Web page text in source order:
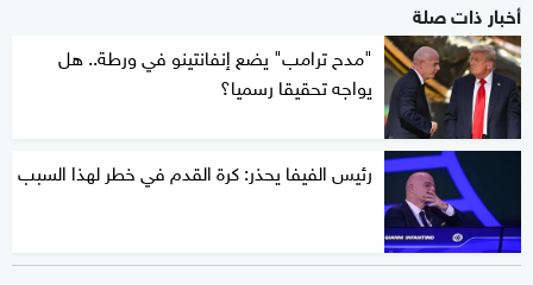
أخبار ذات صلة
"مدح ترامب" يضع إنفانتينو في ورطة.. هل
يواجه تحقيقا رسميا؟
رئيس الفيفا يحذر: كرة القدم في خطر لهذا السبب